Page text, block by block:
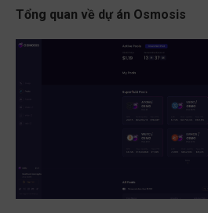
Tổng quan về dự án Osmosis